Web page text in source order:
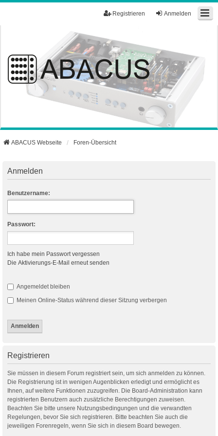
Anmelden
Registrieren
ABACUS Webseite Foren-Übersicht
Anmelden
Benutzername:
Passwort:
Ich habe mein Passwort vergessen
Die Aktivierungs-E-Mail erneut senden
Angemeldet bleiben
Meinen Online-Status während dieser Sitzung verbergen
Registrieren
Sie müssen in diesem Forum registriert sein, um sich anmelden zu können.
Die Registrierung ist in wenigen Augenblicken erledigt und ermöglicht es
Ihnen, auf weitere Funktionen zuzugreifen. Die Board-Administration kann
registrierten Benutzern auch zusätzliche Berechtigungen zuweisen.
Beachten Sie bitte unsere Nutzungsbedingungen und die verwandten
Regelungen, bevor Sie sich registrieren. Bitte beachten Sie auch die
jeweiligen Forenregeln, wenn Sie sich in diesem Board bewegen.